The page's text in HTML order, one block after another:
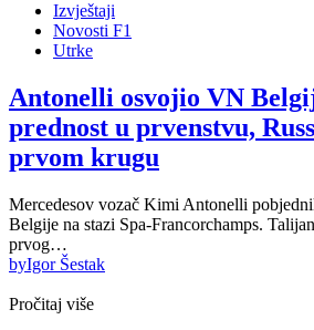
Izvještaji
Novosti F1
Utrke
Antonelli osvojio VN
prednost u prvenstvu,
prvom krugu
Mercedesov vozač Kimi Antonelli
Belgije na stazi Spa-Francorchamps.
prvog…
byIgor Šestak
Pročitaj više